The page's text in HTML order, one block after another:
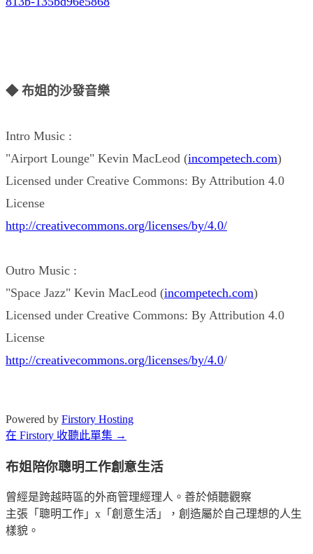
◆ 布姐的沙發音樂
Intro Music :
"Airport Lounge" Kevin MacLeod (incompetech.com)
Licensed under Creative Commons: By Attribution 4.0
License
http://creativecommons.org/licenses/by/4.0/
Outro Music :
"Space Jazz" Kevin MacLeod (incompetech.com)
Licensed under Creative Commons: By Attribution 4.0
License
http://creativecommons.org/licenses/by/4.0/
Powered by Firstory Hosting
在 Firstory 收聽此單集 →
布姐陪你聰明工作創意生活
曾經是跨越時區的外商管理經理人。善於傾聽觀察
主張「聰明工作」x「創意生活」，創造屬於自己理想的人生
樣貌。